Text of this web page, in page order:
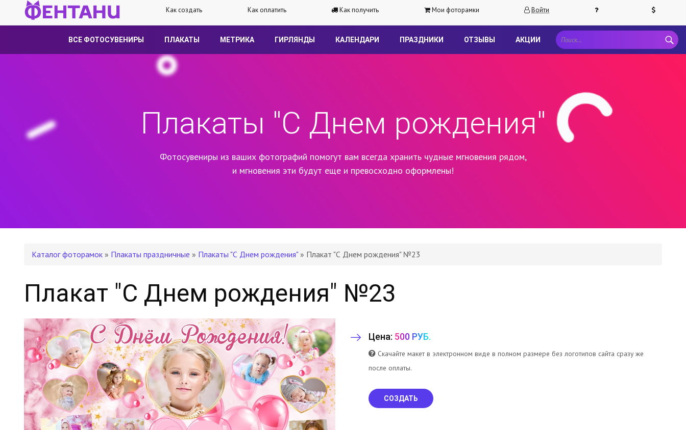
Как создать Как оплатить Как получить Мои фоторамки Войти
ВСЕ ФОТОСУВЕНИРЫ ПЛАКАТЫ МЕТРИКА ГИРЛЯНДЫ КАЛЕНДАРИ ПРАЗДНИКИ ОТЗЫВЫ АКЦИИ
Плакаты "С Днем рождения"
Фотосувениры из ваших фотографий помогут вам всегда хранить чудные мгновения рядом,
и мгновения эти будут еще и превосходно оформлены!
Каталог фоторамок » Плакаты праздничные » Плакаты "С Днем рождения"» Плакат "С Днем рождения" №23
Плакат "С Днем рождения" №23
Цена: 500 РУБ.
Скачайте макет в электронном виде в полном размере без логотипов сайта сразу же
после оплаты.
СОЗДАТЬ